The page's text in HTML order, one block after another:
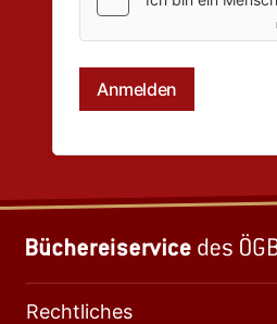
Rechtliches